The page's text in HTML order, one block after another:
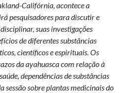
Califórnia, acontece a
pesquisadores para discutir e
suas investigações
de diferentes substâncias
científicos e espirituais. Os
da ayahuasca com relação à
dependências de substâncias
sessão sobre plantas medicinais do